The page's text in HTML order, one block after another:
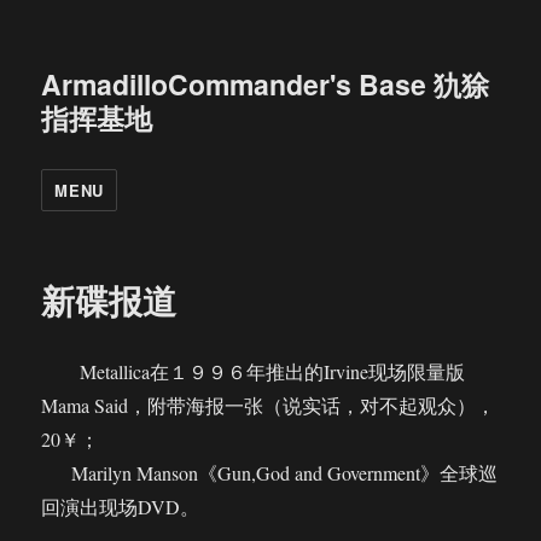
ArmadilloCommander's Base 犰狳
指挥基地
MENU
新碟报道
Metallica在１９９６年推出的Irvine现场限量版
Mama Said，附带海报一张（说实话，对不起观众），
20￥；
Marilyn Manson《Gun,God and Government》全球巡
回演出现场DVD。